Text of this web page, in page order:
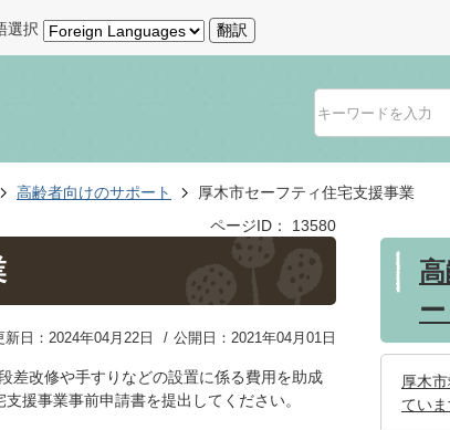
選択 翻訳
高齢者向けのサポート
厚木市セーフティ住宅支援事業
ページID：
13580
新日：2024年04月22日 公開日：2021年04月01日
差改修や手すりなどの設置に係る費用を助成
援事業事前申請書を提出してください。
ー
厚木
てい